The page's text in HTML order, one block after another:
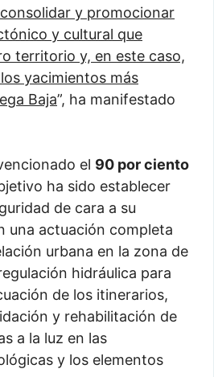
y promocionar
y cultural que
territorio y, en este caso,
yacimientos más
Baja”, ha manifestado
el 90 por ciento
ha sido establecer
de cara a su
una actuación completa
urbana en la zona de
hidráulica para
de los itinerarios,
y rehabilitación de
a la luz en las
y los elementos